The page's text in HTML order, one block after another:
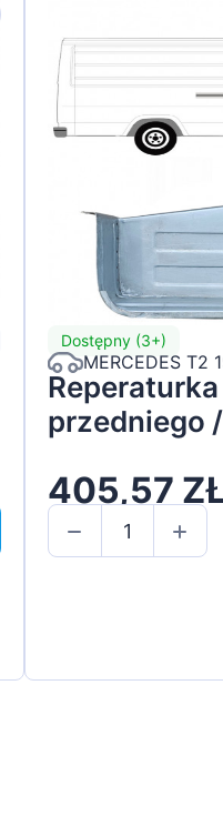
Dostępny (3+)
MERCEDES T2
przedniego
405,57